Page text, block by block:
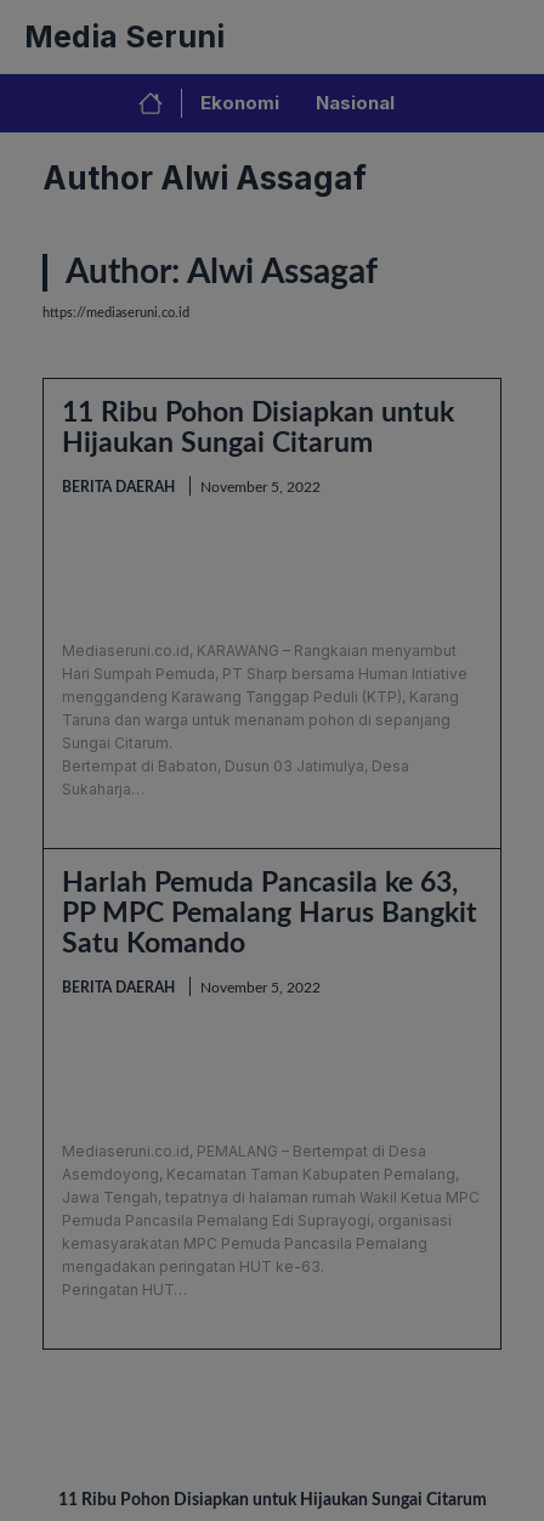
isi
Media Seruni
Ekonomi Nasional
Author Alwi Assagaf
Author: Alwi Assagaf
https://mediaseruni.co.id
11 Ribu Pohon Disiapkan untuk
Hijaukan Sungai Citarum
BERITA DAERAH November 5, 2022
Mediaseruni.co.id, KARAWANG – Rangkaian menyambut
Hari Sumpah Pemuda, PT Sharp bersama Human Intiative
menggandeng Karawang Tanggap Peduli (KTP), Karang
Taruna dan warga untuk menanam pohon di sepanjang
Sungai Citarum.
Bertempat di Babaton, Dusun 03 Jatimulya, Desa
Sukaharja…
Harlah Pemuda Pancasila ke 63,
PP MPC Pemalang Harus Bangkit
Satu Komando
BERITA DAERAH November 5, 2022
Mediaseruni.co.id, PEMALANG – Bertempat di Desa
Asemdoyong, Kecamatan Taman Kabupaten Pemalang,
Jawa Tengah, tepatnya di halaman rumah Wakil Ketua MPC
Pemuda Pancasila Pemalang Edi Suprayogi, organisasi
kemasyarakatan MPC Pemuda Pancasila Pemalang
mengadakan peringatan HUT ke-63.
Peringatan HUT…
11 Ribu Pohon Disiapkan untuk Hijaukan Sungai Citarum